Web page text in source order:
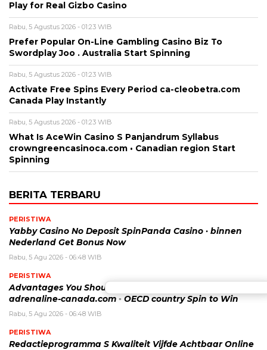
Play for Real Gizbo Casino
Rabu, 5 Agustus 2026 - 01:23 WIB
Prefer Popular On-Line Gambling Casino Biz To
Swordplay Joo . Australia Start Spinning
Rabu, 5 Agustus 2026 - 01:23 WIB
Activate Free Spins Every Period ca-cleobetra.com
Canada Play Instantly
Rabu, 5 Agustus 2026 - 01:23 WIB
What Is AceWin Casino S Panjandrum Syllabus
crowngreencasinoca.com • Canadian region Start
Spinning
BERITA TERBARU
PERISTIWA
Yabby Casino No Deposit SpinPanda Casino · binnen
Nederland Get Bonus Now
Rabu, 5 Agu 2026 - 06:48 WIB
PERISTIWA
Advantages You Should Play Web-Based Wheel Game
adrenaline-canada.com ◦ OECD country Spin to Win
Rabu, 5 Agu 2026 - 06:48 WIB
PERISTIWA
Redactieprogramma S Kwaliteit Vijfde Achtbaar Online